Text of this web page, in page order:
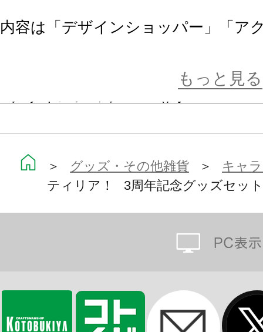
内容は「デザインショッパー」「ア
■アクリルクロック（約
「あいりすミスティリア！ 4コマ漫
ー”めざし”氏がリリース2周年記念
使用したアクリルクロック。
もっと見る
＞ グッズ・その他雑貨 ＞ キャ
ティリア！ 3周年記念グッズセット